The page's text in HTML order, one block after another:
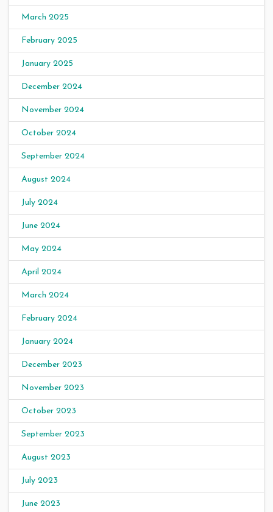
March 2025
February 2025
January 2025
December 2024
November 2024
October 2024
September 2024
August 2024
July 2024
June 2024
May 2024
April 2024
March 2024
February 2024
January 2024
December 2023
November 2023
October 2023
September 2023
August 2023
July 2023
June 2023